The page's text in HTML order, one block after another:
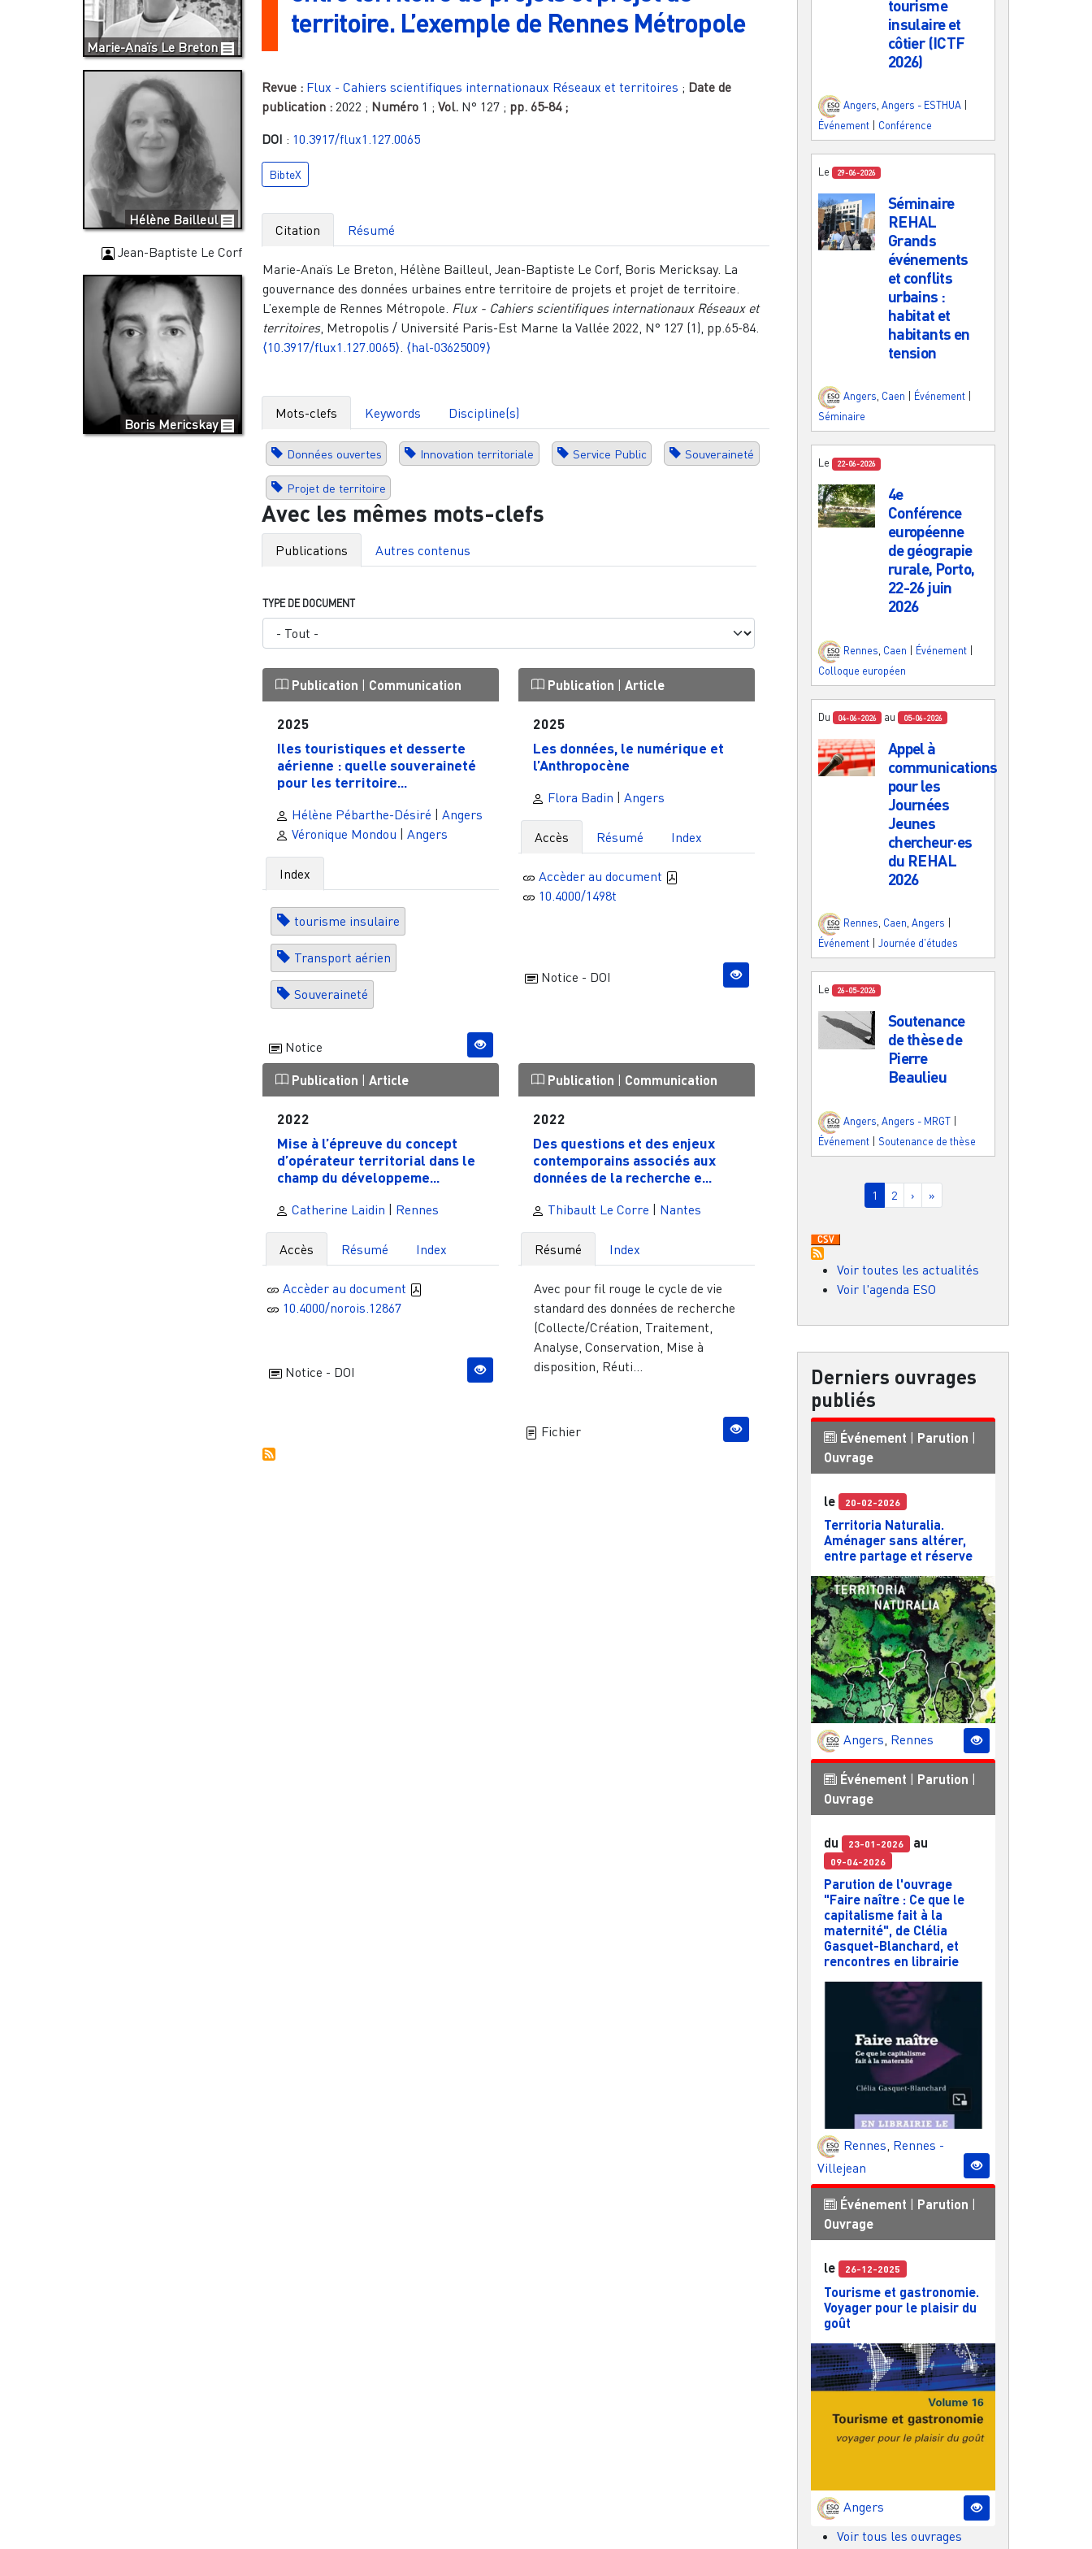
Marie-Anaïs Le Breton
Hélène Bailleul
Jean-Baptiste Le Corf
Boris Mericskay
territoire. L’exemple de Rennes Métropole
Revue : Flux - Cahiers scientifiques internationaux Réseaux et territoires ; Date de
publication : 2022 ; Numéro 1 ; Vol. N° 127 ; pp. 65-84 ;
DOI : 10.3917/flux1.127.0065
BibteX
Citation Résumé
Marie-Anaïs Le Breton, Hélène Bailleul, Jean-Baptiste Le Corf, Boris Mericksay. La
gouvernance des données urbaines entre territoire de projets et projet de territoire.
L’exemple de Rennes Métropole. Flux - Cahiers scientifiques internationaux Réseaux et
territoires, Metropolis / Université Paris-Est Marne la Vallée 2022, N° 127 (1), pp.65-84.
⟨10.3917/flux1.127.0065⟩ ⟨hal-03625009⟩
Mots-clefs Keywords Discipline(s)
Données ouvertes Innovation territoriale Service Public Souveraineté
Projet de territoire
Avec les mêmes mots-clefs
Publications Autres contenus
TYPE DE DOCUMENT
Publication | Communication
2025
Iles touristiques et desserte
aérienne : quelle souveraineté
pour les territoire...
Hélène Pébarthe-Désiré |Angers
Véronique Mondou |Angers
Index
tourisme insulaire
Transport aérien
Souveraineté
Notice
Publication |Article
2025
Les données, le numérique et
l’Anthropocène
Flora Badin |Angers
Accès Résumé Index
Accèder au document
10.4000/1498t
Notice - DOI
Publication |Article
2022
Mise à l’épreuve du concept
d’opérateur territorial dans le
champ du développeme...
Catherine Laidin Rennes
Accès Résumé Index
Accèder au document
10.4000/norois.12867
Notice - DOI
Publication | Communication
2022
Des questions et des enjeux
contemporains associés aux
données de la recherche e...
Thibault Le Corre Nantes
Résumé Index
Avec pour fil rouge le cycle de vie
standard des données de recherche
(Collecte/Création, Traitement,
Analyse, Conservation, Mise à
disposition, Réuti...
Fichier
tourisme
insulaire et
côtier (ICTF
2026)
Angers Angers - ESTHUA
Événement
Conférence
Le 29-06-2026
Séminaire
REHAL
Grands
événements
et conflits
urbains :
habitat et
habitants en
tension
Angers, Caen Événement
Séminaire
Le 22-06-2026
4e
Conférence
européenne
de géograpie
rurale, Porto,
22-26 juin
2026
Rennes Caen Événement
Colloque européen
Du 04-06-2026 au 05-06-2026
Appel à
communications
pour les
Journées
Jeunes
chercheur·es
du REHAL
2026
Rennes, Caen, Angers
Événement
Journée d'études
Le 26-05-2026
Soutenance
de thèse de
Pierre
Beaulieu
Angers Angers - MRGT
Événement | Soutenance de thèse
Pagination
Page courante
1 Page
2 Page suivante
› Dernière page
»
Voir toutes les actualités
Voir l'agenda ESO
Derniers ouvrages
publiés
Événement | Parution |
Ouvrage
le 20-02-2026
Territoria Naturalia.
Aménager sans altérer,
entre partage et réserve
Angers, Rennes
Événement Parution
Ouvrage
du 23-01-2026 au
09-04-2026
Parution de l'ouvrage
"Faire naître : Ce que le
capitalisme fait à la
maternité", de Clélia
Gasquet-Blanchard, et
rencontres en librairie
Rennes, Rennes -
Villejean
Événement Parution
Ouvrage
le 26-12-2025
Tourisme et gastronomie.
Voyager pour le plaisir du
goût
Angers
Voir tous les ouvrages